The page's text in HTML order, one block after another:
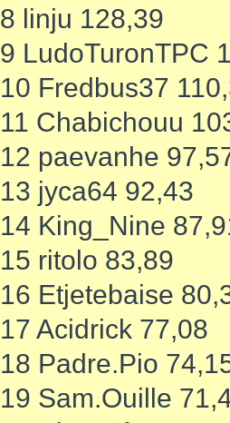
8 linju 128,39
9 LudoTuronTPC
10 Fredbus37
11 Chabichouu
12 paevanhe
13 jyca64 92,43
14 King_Nine
15 ritolo 83,89
16 Etjetebaise
17 Acidrick 77,08
18 Padre.Pio
19 Sam.Ouille